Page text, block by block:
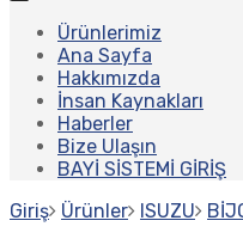
Ürünlerimiz
Ana Sayfa
Hakkımızda
İnsan Kaynakları
Haberler
Bize Ulaşın
BAYİ SİSTEMİ GİRİŞ
Giriş Ürünler ISUZU